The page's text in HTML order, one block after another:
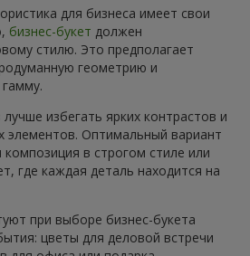
для бизнеса имеет свои
бизнес-букет должен
стилю. Это предполагает
геометрию и
избегать ярких контрастов и
элементов. Оптимальный вариант
в строгом стиле или
где каждая деталь находится на
при выборе бизнес-букета
цветы для деловой встречи